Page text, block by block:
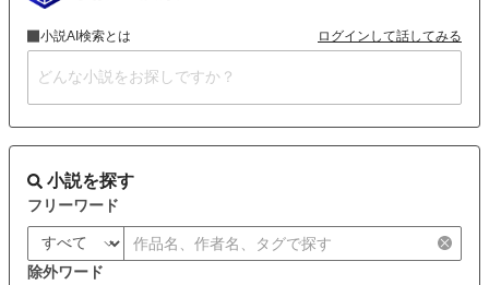
小説AI検索とは ログインして話してみる
小説を探す
フリーワード
除外ワード